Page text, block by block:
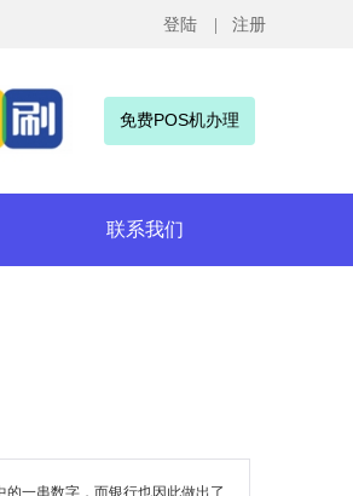
联系我们
| 注册
登陆
免费POS机办理
一串数字，而银行也因此做出了